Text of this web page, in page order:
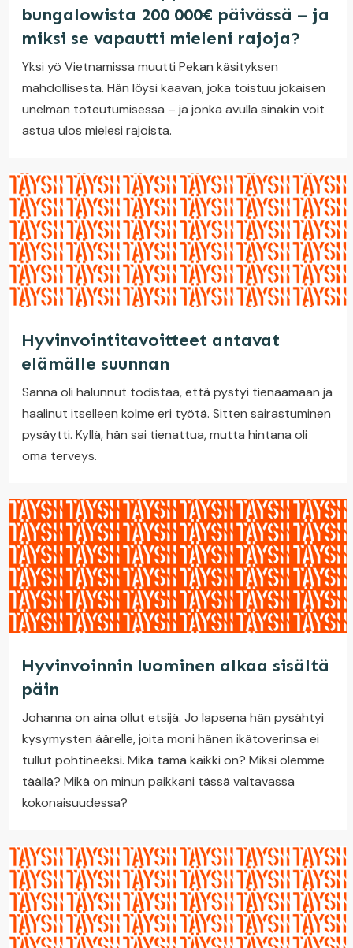
bungalowista 200 000€ päivässä – ja
miksi se vapautti mieleni rajoja?
Yksi yö Vietnamissa muutti Pekan käsityksen
mahdollisesta. Hän löysi kaavan, joka toistuu jokaisen
unelman toteutumisessa – ja jonka avulla sinäkin voit
astua ulos mielesi rajoista.
Hyvinvointitavoitteet antavat
elämälle suunnan
Sanna oli halunnut todistaa, että pystyi tienaamaan ja
haalinut itselleen kolme eri työtä. Sitten sairastuminen
pysäytti. Kyllä, hän sai tienattua, mutta hintana oli
oma terveys.
Hyvinvoinnin luominen alkaa sisältä
päin
Johanna on aina ollut etsijä. Jo lapsena hän pysähtyi
kysymysten äärelle, joita moni hänen ikätoverinsa ei
tullut pohtineeksi. Mikä tämä kaikki on? Miksi olemme
täällä? Mikä on minun paikkani tässä valtavassa
kokonaisuudessa?